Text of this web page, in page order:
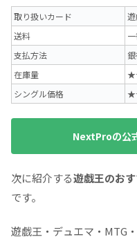
取り扱いカード
送料
支払方法
在庫量
シングル価格
NextProの公
次に紹介する遊戯王のお
です。
遊戯王・デュエマ・MTG